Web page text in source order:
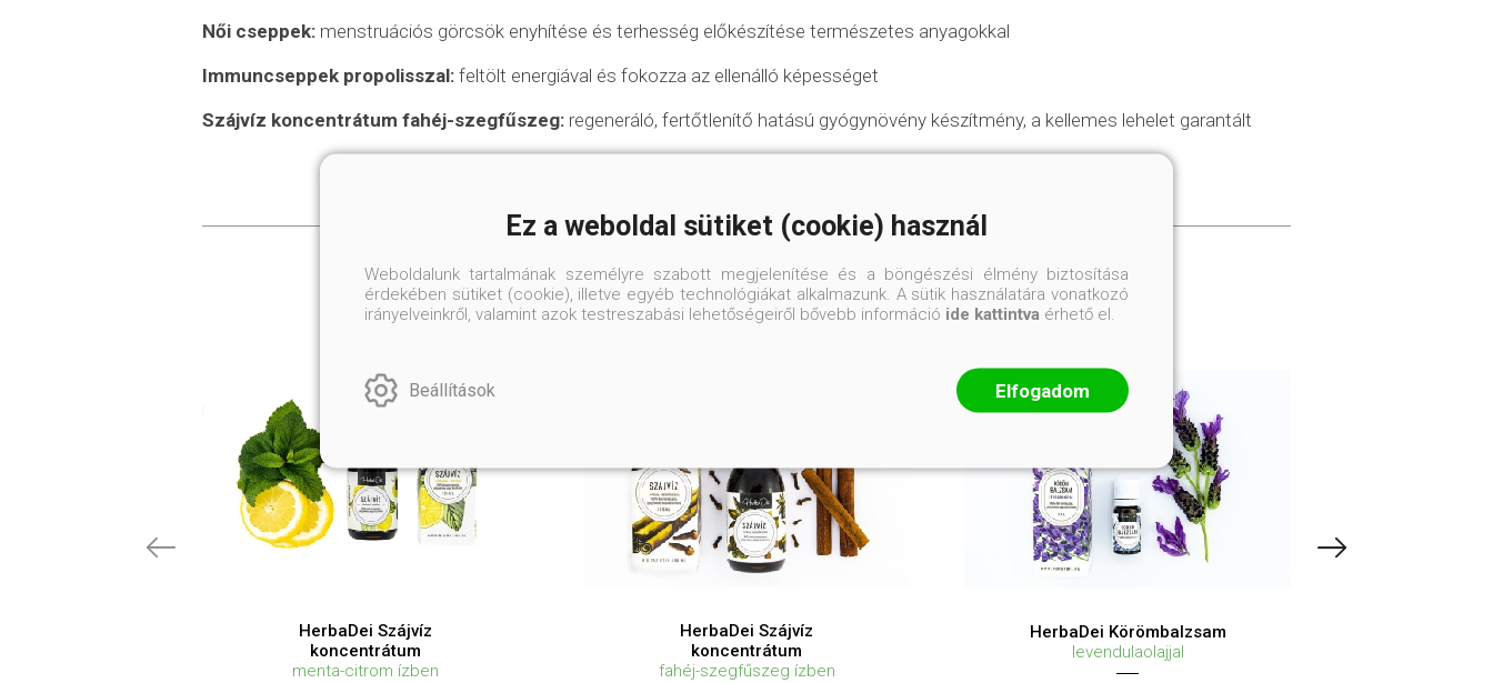
Női cseppek: menstruációs görcsök enyhítése és terhesség előkészítése természetes anyagokkal
Immuncseppek propolisszal: feltölt energiával és fokozza az ellenálló képességet
Szájvíz koncentrátum fahéj-szegfűszeg: regeneráló, fertőtlenítő hatású gyógynövény készítmény, a kellemes lehelet garantált
Ajánljuk még
HerbaDei Szájvíz
koncentrátum
menta-citrom ízben
HerbaDei Szájvíz
koncentrátum
fahéj-szegfűszeg ízben
HerbaDei Körömbalzsam
levendulaolajjal
Ez a weboldal sütiket (cookie) használ
Weboldalunk tartalmának személyre szabott megjelenítése és a böngészési élmény biztosítása
érdekében sütiket (cookie), illetve egyéb technológiákat alkalmazunk. A sütik használatára vonatkozó
irányelveinkről, valamint azok testreszabási lehetőségeiről bővebb információ ide kattintva érhető el.
Beállítások Elfogadom